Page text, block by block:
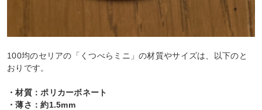
100均のセリアの「くつべらミニ」の材質やサイズは、以下のと
おりです。
・材質：ポリカーボネート
・薄さ：約1.5mm